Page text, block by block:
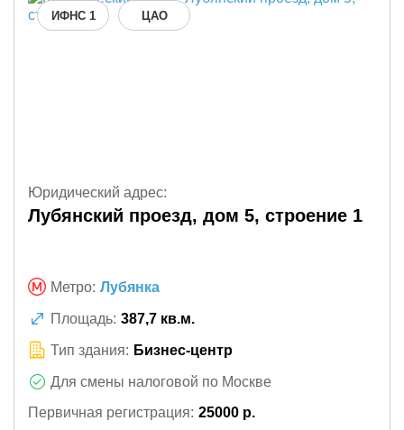
ИФНС 1 ЦАО
Юридический адрес:
Лубянский проезд, дом 5, строение 1
Метро: Лубянка
Площадь: 387,7 кв.м.
Тип здания: Бизнес-центр
Для смены налоговой по Москве
Первичная регистрация: 25000 р.